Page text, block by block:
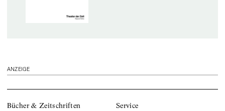
ANZEIGE
Bücher & Zeitschriften Service